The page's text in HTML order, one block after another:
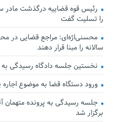
رئیس قوه قضاییه درگذشت مادر
را تسلیت گفت
محسنی‌اژه‌ای: مراجع قضایی در
سالانه را مبنا قرار دهند
نخستین جلسه دادگاه رسیدگی به
ورود دستگاه قضا به موضوع
جلسه رسیدگی به پرونده
برگزار شد